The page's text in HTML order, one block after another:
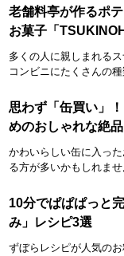
老舗料亭が作るポ
お菓子「
多くの人に親しまれる
コンビニにたくさんの
思わず「缶買い」
めのおしゃれな絶
かわいらしい缶に入っ
る方が多いかもしれま
10分でぱぱぱっと
み」レシピ3選
ずぼらレシピが人気の